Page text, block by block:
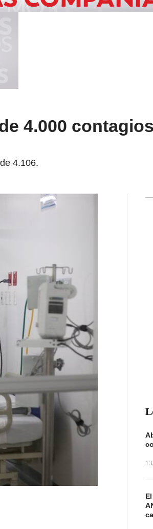
4.000
4.106.